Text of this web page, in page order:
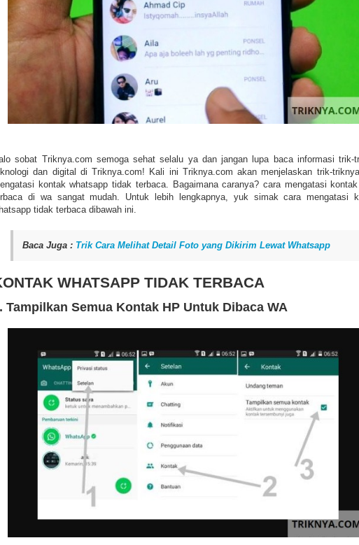
sobat Triknya.com semoga sehat selalu ya dan jangan lupa baca informasi trik-
dan digital di Triknya.com! Kali ini Triknya.com akan menjelaskan trik-
kontak whatsapp tidak terbaca. Bagaimana caranya? cara mengatasi
di wa sangat mudah. Untuk lebih lengkapnya, yuk simak cara mengatasi
tidak terbaca dibawah ini.
Baca Juga : Trik Cara Melihat Detail Foto yang Dikirim Lewat Whatsapp
WHATSAPP TIDAK TERBACA
Tampilkan Semua Kontak HP Untuk Dibaca WA